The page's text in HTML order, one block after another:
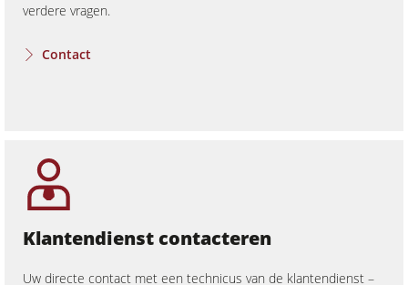
verdere vragen.
Contact
Klantendienst contacteren
Uw directe contact met een technicus van de klantendienst –